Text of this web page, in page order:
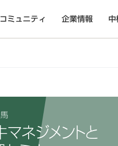
コミュニティ 企業情報 中